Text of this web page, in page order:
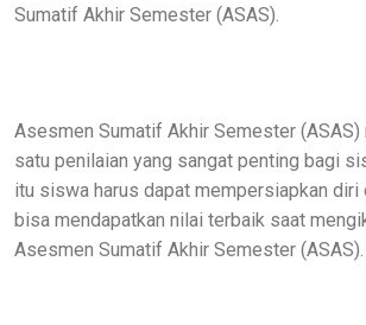
Sumatif Akhir Semester (ASAS).
Asesmen Sumatif Akhir Semester (ASAS)
satu penilaian yang sangat penting bagi
itu siswa harus dapat mempersiapkan diri
bisa mendapatkan nilai terbaik saat
Asesmen Sumatif Akhir Semester (ASAS).